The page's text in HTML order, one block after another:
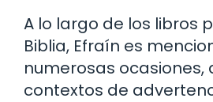
A lo largo de los libros
Biblia, Efraín es
numerosas ocasiones,
contextos de